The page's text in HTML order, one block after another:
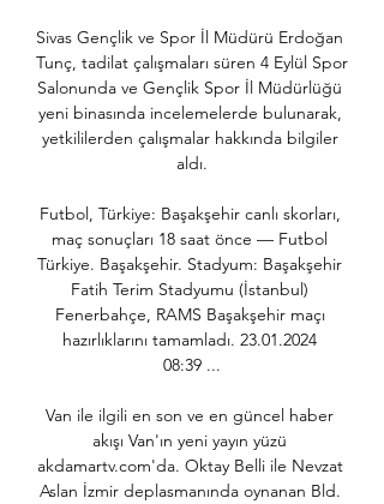
Sivas Gençlik ve Spor İl Müdürü Erdoğan
Tunç, tadilat çalışmaları süren 4 Eylül Spor
Salonunda ve Gençlik Spor İl Müdürlüğü
yeni binasında incelemelerde bulunarak,
yetkililerden çalışmalar hakkında bilgiler
aldı.
Futbol, Türkiye: Başakşehir canlı skorları,
maç sonuçları 18 saat önce — Futbol
Türkiye. Başakşehir. Stadyum: Başakşehir
Fatih Terim Stadyumu (İstanbul)
Fenerbahçe, RAMS Başakşehir maçı
hazırlıklarını tamamladı. 23.01.2024
08:39 ...
Van ile ilgili en son ve en güncel haber
akışı Van'ın yeni yayın yüzü
akdamartv.com'da. Oktay Belli ile Nevzat
Aslan İzmir deplasmanında oynanan Bld.